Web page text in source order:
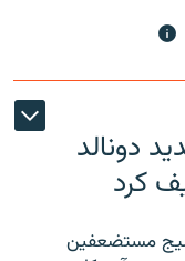
دونالد
کرد
مستضعفین